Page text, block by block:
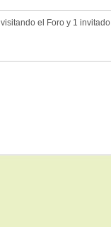
el Foro y 1 invitado